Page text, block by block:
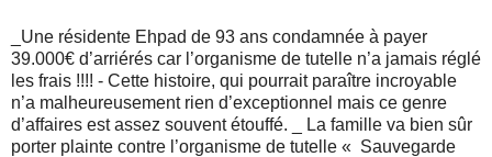
_Une résidente Ehpad de 93 ans condamnée à payer
39.000€ d’arriérés car l’organisme de tutelle n’a jamais réglé
les frais !!!! - Cette histoire, qui pourrait paraître incroyable
n’a malheureusement rien d’exceptionnel mais ce genre
d’affaires est assez souvent étouffé. _ La famille va bien sûr
porter plainte contre l’organisme de tutelle « Sauvegarde